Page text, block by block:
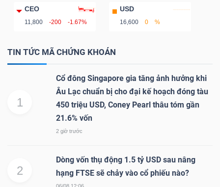
CEO
11,800 -200 -1.67%
USD
16,600 0 %
TIN TỨC MÃ CHỨNG KHOÁN
1
Cổ đông Singapore gia tăng ảnh hưởng khi
Âu Lạc chuẩn bị cho đại kế hoạch đóng tàu
450 triệu USD, Coney Pearl thâu tóm gần
21.6% vốn
2 giờ trước
2
Dòng vốn thụ động 1.5 tỷ USD sau nâng
hạng FTSE sẽ chảy vào cổ phiếu nào?
TIÊU
YẾU
CHĂM